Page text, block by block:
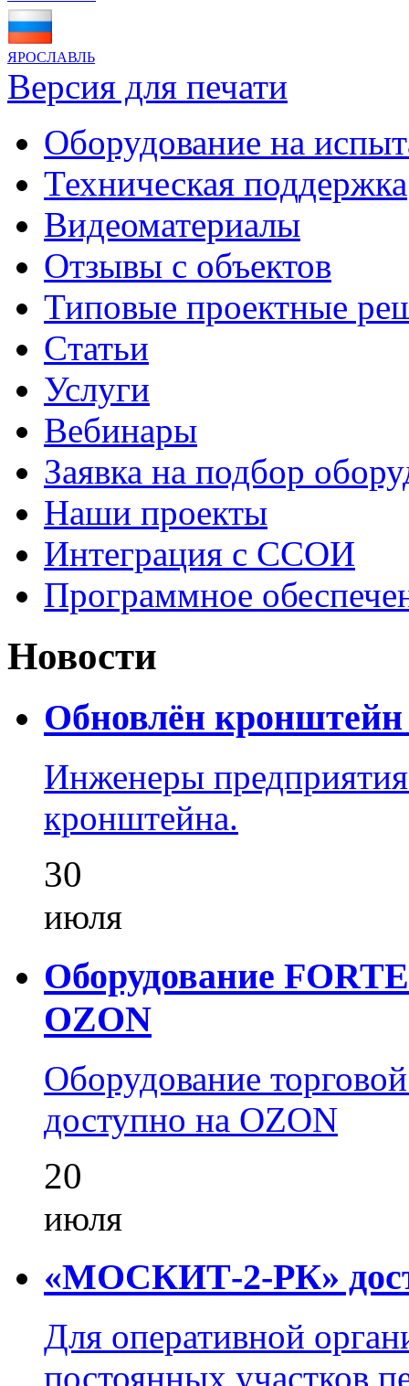
ЯРОСЛАВЛЬ
Версия для печати
Оборудование на
Техническая поддержка
Видеоматериалы
Отзывы с объектов
Типовые проектные
Cтатьи
Услуги
Вебинары
Заявка на подбор
Наши проекты
Интеграция с ССОИ
Программное
Новости
Обновлён
Инженеры
кронштейна.
30
июля
Оборудование
OZON
Оборудование
доступно на OZON
20
июля
«МОСКИТ-2-РК»
Для оперативной
постоянных участков